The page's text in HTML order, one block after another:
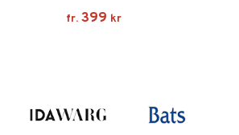
fr. 399 kr